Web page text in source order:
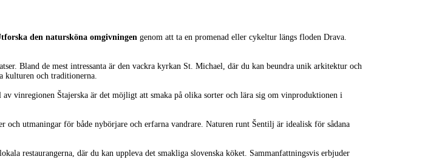
den natursköna omgivningen genom att ta en promenad eller cykeltur längs floden Drava.
Bland de mest intressanta är den vackra kyrkan St. Michael, där du kan beundra unik arkitektur och
kulturen och traditionerna.
av vinregionen Štajerska är det möjligt att smaka på olika sorter och lära sig om vinproduktionen i
och utmaningar för både nybörjare och erfarna vandrare. Naturen runt Šentilj är idealisk för sådana
restaurangerna, där du kan uppleva det smakliga slovenska köket. Sammanfattningsvis erbjuder